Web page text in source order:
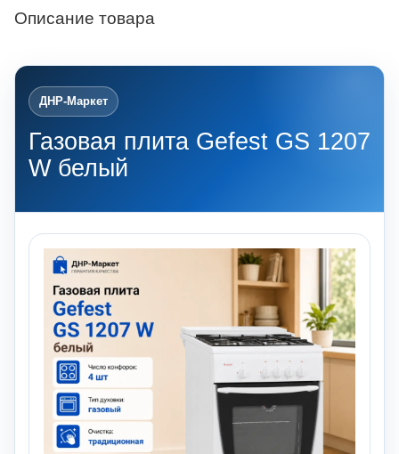
Описание товара
ДНР-Маркет
Газовая плита Gefest GS 1207
W белый